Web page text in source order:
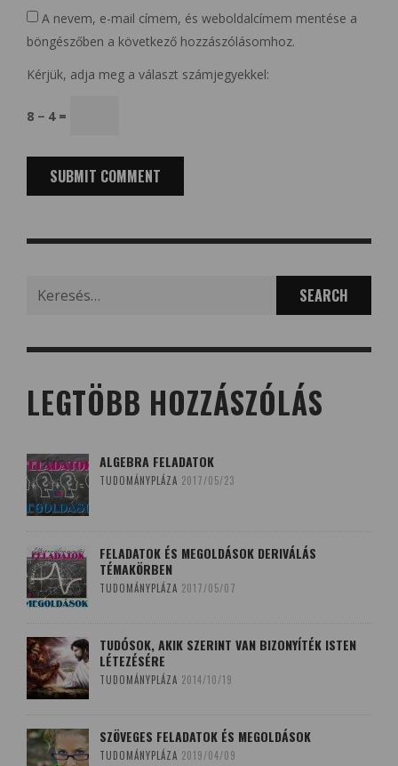
A nevem, e-mail címem, és weboldalcímem mentése a
böngészőben a következő hozzászólásomhoz.
Kérjük, adja meg a választ számjegyekkel:
8 − 4 =
for:
LEGTÖBB HOZZÁSZÓLÁS
ALGEBRA FELADATOK
TUDOMÁNYPLÁZA 2017/05/23
FELADATOK ÉS MEGOLDÁSOK DERIVÁLÁS
TÉMAKÖRBEN
TUDOMÁNYPLÁZA 2017/05/07
TUDÓSOK, AKIK SZERINT VAN BIZONYÍTÉK ISTEN
LÉTEZÉSÉRE
TUDOMÁNYPLÁZA 2014/10/19
SZÖVEGES FELADATOK ÉS MEGOLDÁSOK
TUDOMÁNYPLÁZA 2019/04/09